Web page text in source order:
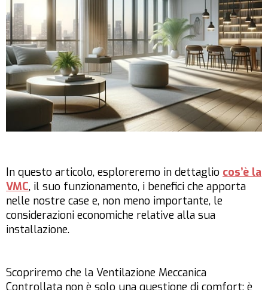
In questo articolo, esploreremo in dettaglio cos’è la
VMC, il suo funzionamento, i benefici che apporta
nelle nostre case e, non meno importante, le
considerazioni economiche relative alla sua
installazione.
Scopriremo che la Ventilazione Meccanica
Controllata non è solo una questione di comfort: è